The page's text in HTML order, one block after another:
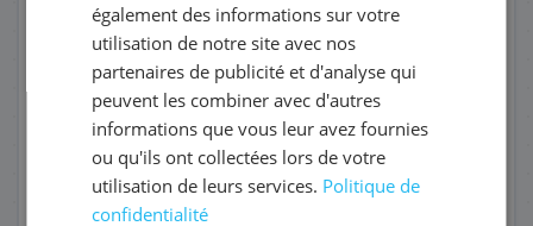
FRÉQUENCE
QUANTITÉ PAR LIVRAISON
DATE DE PREMIÈRE LIVRAISON SOUHAITÉE
également des informations sur votre
utilisation de notre site avec nos
partenaires de publicité et d'analyse qui
peuvent les combiner avec d'autres
informations que vous leur avez fournies
ou qu'ils ont collectées lors de votre
utilisation de leurs services. Politique de
confidentialité